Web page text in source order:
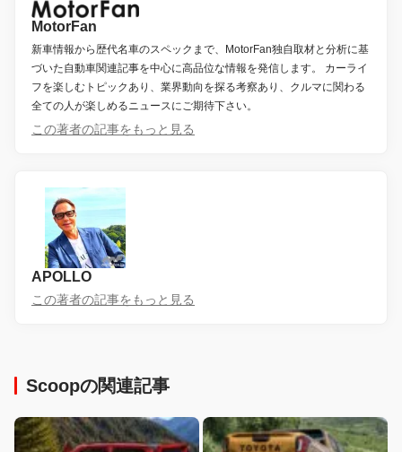
MotorFan
新車情報から歴代名車のスペックまで、MotorFan独自取材と分析に基
づいた自動車関連記事を中心に高品位な情報を発信します。 カーライ
フを楽しむトピックあり、業界動向を探る考察あり、クルマに関わる
全ての人が楽しめるニュースにご期待下さい。
この著者の記事をもっと見る
APOLLO
この著者の記事をもっと見る
Scoopの関連記事